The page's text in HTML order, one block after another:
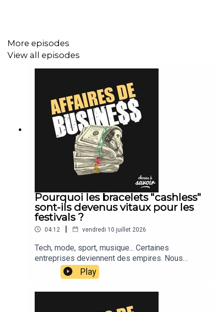
More episodes
View all episodes
Pourquoi les bracelets "cashless"
sont-ils devenus vitaux pour les
festivals ?
04:12 | vendredi 10 juillet 2026
Tech, mode, sport, musique... Certaines
entreprises deviennent des empires. Nous
suivons leur actu.
Play